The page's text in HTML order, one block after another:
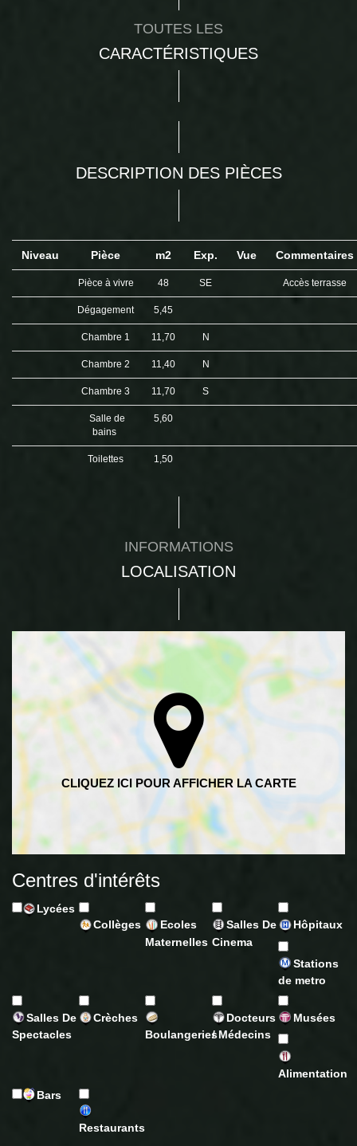
TOUTES LES
CARACTÉRISTIQUES
DESCRIPTION DES PIÈCES
Niveau Pièce m2 Exp. Vue Commentaires
Pièce à vivre 48 SE Accès terrasse
Dégagement 5,45
Chambre 1 11,70 N
Chambre 2 11,40 N
Chambre 3 11,70 S
Salle de
bains
5,60
Toilettes 1,50
INFORMATIONS
LOCALISATION
Centres d'intérêts
Lycées
Collèges
Ecoles
Maternelles
Salles De
Cinema
Hôpitaux
Stations
de metro
Salles De
Spectacles
Crèches
Boulangeries
Docteurs
/ Médecins
Musées
Alimentation
Bars
Restaurants